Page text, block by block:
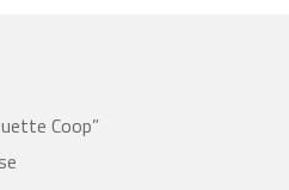
Coop”